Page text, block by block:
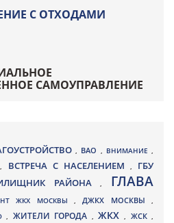
С ОТХОДАМИ
САМОУПРАВЛЕНИЕ
, ВАО , ВНИМАНИЕ ,
, ВСТРЕЧА С НАСЕЛЕНИЕМ , ГБУ
РАЙОНА, ГЛАВА
ЖКХ МОСКВЫ ,ДЖКХ МОСКВЫ ,
, ЖИТЕЛИ ГОРОДА , ЖКХ, ЖСК,